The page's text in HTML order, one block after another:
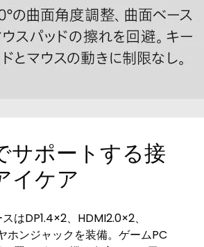
サポートする接
イケア
はDP1.4×2、HDMI2.0×2、
ホンジャックを装備。ゲームPC